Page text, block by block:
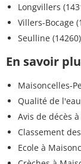
Longvillers
Villers-Bocage
Seulline (14260)
En savoir
Maisoncelles-
Qualité de
Avis de décès
Classement
Ecole à